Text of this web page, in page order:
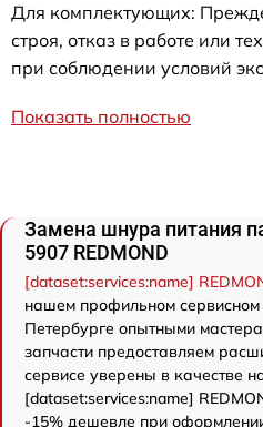
Для комплектующих:
строя, отказ в работе или
при соблюдении условий
Показать полностью
Замена шнура питания
5907 REDMOND
[dataset:services:name]
нашем профильном сервисном
Петербурге опытными
запчасти предоставляем
сервисе уверены в качестве
[dataset:services:name]
-15% дешевле при